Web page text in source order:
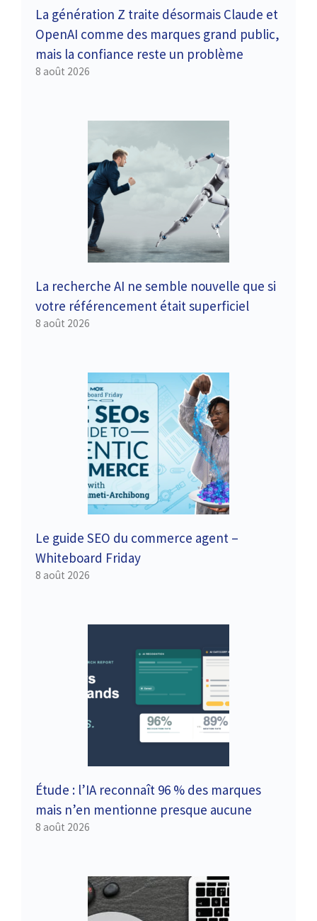
La génération Z traite désormais Claude et
OpenAI comme des marques grand public,
mais la confiance reste un problème
8 août 2026
La recherche AI ​​ne semble nouvelle que si
votre référencement était superficiel
8 août 2026
Le guide SEO du commerce agent – ​​
Whiteboard Friday
8 août 2026
Étude : l’IA reconnaît 96 % des marques
mais n’en mentionne presque aucune
8 août 2026